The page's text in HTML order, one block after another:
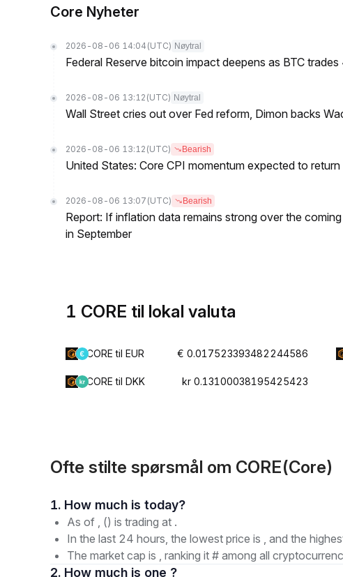
Core Nyheter
2026-08-06 14:04 (UTC) Nøytral
Federal Reserve bitcoin impact deepens as BTC
2026-08-06 13:12 (UTC) Nøytral
Wall Street cries out over Fed reform, Dimon backs
2026-08-06 13:12 (UTC) Bearish
United States: Core CPI momentum expected to
2026-08-06 13:07 (UTC) Bearish
Report: If inflation data remains strong over the
in September
1 CORE til lokal valuta
CORE til EUR € 0.017523393482244586
CORE til DKK kr 0.13100038195425423
Ofte stilte spørsmål om CORE(Core)
1. How much is today?
As of , () is trading at .
In the last 24 hours, the lowest price is , and the
The market cap is , ranking it # among all
2. How much is one ?